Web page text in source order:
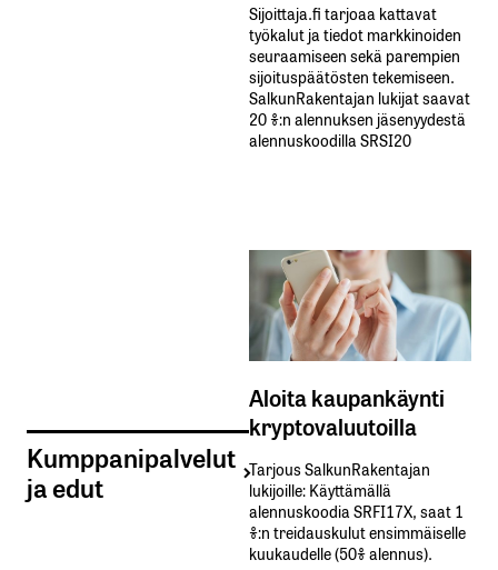
Kumppanipalvelut
ja edut
Sijoittaja.fi tarjoaa kattavat
työkalut ja tiedot markkinoiden
seuraamiseen sekä parempien
sijoituspäätösten tekemiseen.
SalkunRakentajan lukijat saavat
20 %:n alennuksen jäsenyydestä
alennuskoodilla SRSI20
Aloita kaupankäynti
kryptovaluutoilla
Tarjous SalkunRakentajan
lukijoille: Käyttämällä​ ​
alennuskoodia​ ​SRFI17X,​ ​saat​ ​1
%:n treidauskulut​ ​ensimmäiselle​ ​
kuukaudelle​ ​(50%​ ​alennus).